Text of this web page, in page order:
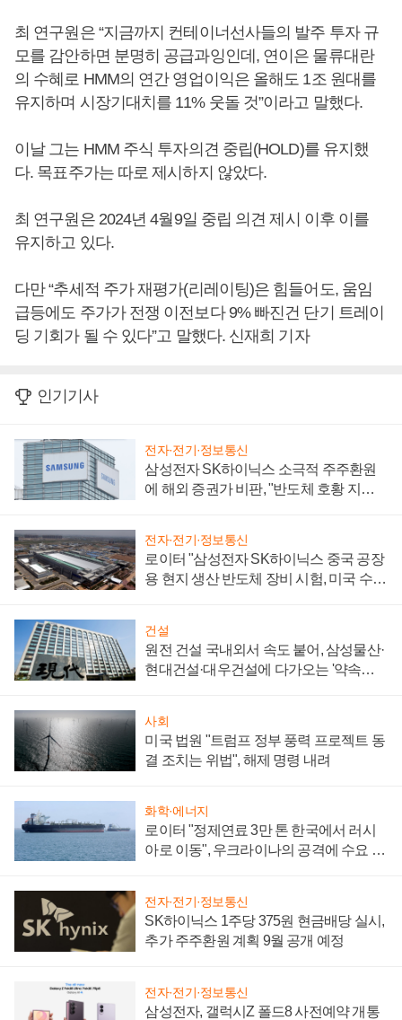
최 연구원은 “지금까지 컨테이너선사들의 발주 투자 규
모를 감안하면 분명히 공급과잉인데, 연이은 물류대란
의 수혜로 HMM의 연간 영업이익은 올해도 1조 원대를
유지하며 시장기대치를 11% 웃돌 것”이라고 말했다.
이날 그는 HMM 주식 투자의견 중립(HOLD)를 유지했
다. 목표주가는 따로 제시하지 않았다.
최 연구원은 2024년 4월9일 중립 의견 제시 이후 이를
유지하고 있다.
다만 “추세적 주가 재평가(리레이팅)은 힘들어도, 움임
급등에도 주가가 전쟁 이전보다 9% 빠진건 단기 트레이
딩 기회가 될 수 있다”고 말했다. 신재희 기자
인기기사
전자·전기·정보통신
삼성전자 SK하이닉스 소극적 주주환원
에 해외 증권가 비판, "반도체 호황 지속
전자·전기·정보통신
로이터 "삼성전자 SK하이닉스 중국 공장
용 현지 생산 반도체 장비 시험, 미국 수출
건설
원전 건설 국내외서 속도 붙어, 삼성물산·
현대건설·대우건설에 다가오는 '약속의
사회
미국 법원 "트럼프 정부 풍력 프로젝트 동
결 조치는 위법", 해제 명령 내려
화학·에너지
로이터 "정제연료 3만 톤 한국에서 러시
아로 이동", 우크라이나의 공격에 수요 늘
전자·전기·정보통신
SK하이닉스 1주당 375원 현금배당 실시,
추가 주주환원 계획 9월 공개 예정
전자·전기·정보통신
삼성전자, 갤럭시Z 폴드8 사전예약 개통